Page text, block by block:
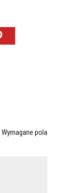
Wymagane pola